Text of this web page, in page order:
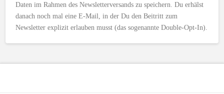
Daten im Rahmen des Newsletterversands zu speichern. Du erhälst
danach noch mal eine E-Mail, in der Du den Beitritt zum
Newsletter explizit erlauben musst (das sogenannte Double-Opt-In).